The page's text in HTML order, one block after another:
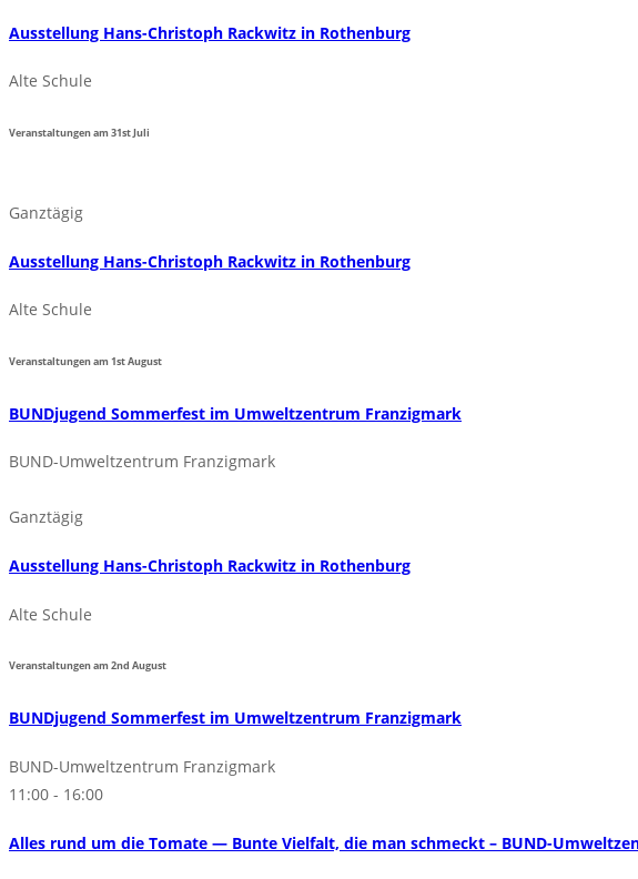
Ausstellung Hans-Christoph Rackwitz in Rothenburg
Alte Schule
Veranstaltungen am31stJuli
Ganztägig
Ausstellung Hans-Christoph Rackwitz in Rothenburg
Alte Schule
Veranstaltungen am1stAugust
BUNDjugend Sommerfest im Umweltzentrum Franzigmark
BUND-Umweltzentrum Franzigmark
Ganztägig
Ausstellung Hans-Christoph Rackwitz in Rothenburg
Alte Schule
Veranstaltungen am2nd August
BUNDjugend Sommerfest im Umweltzentrum Franzigmark
BUND-Umweltzentrum Franzigmark
11:00 - 16:00
Alles rund um die Tomate — Bunte Vielfalt, die man schmeckt – BUND-